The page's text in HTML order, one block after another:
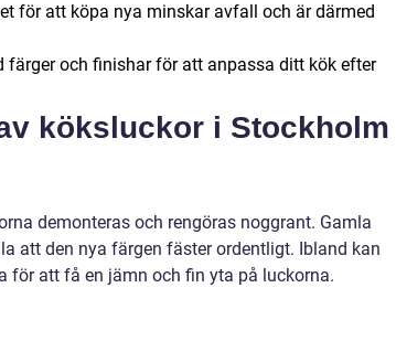
för att köpa nya minskar avfall och är därmed
färger och finishar för att anpassa ditt kök efter
köksluckor i Stockholm
demonteras och rengöras noggrant. Gamla
att den nya färgen fäster ordentligt. Ibland kan
för att få en jämn och fin yta på luckorna.